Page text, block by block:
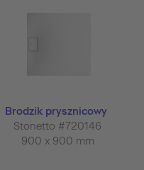
Brodzik prysznicowy
Stonetto #720146
900 x 900 mm